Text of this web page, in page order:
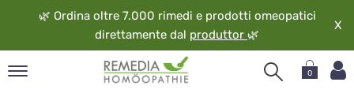
🌿 Ordina oltre 7.000 rimedi e prodotti omeopatici
direttamente dal produttor 🌿
X
0